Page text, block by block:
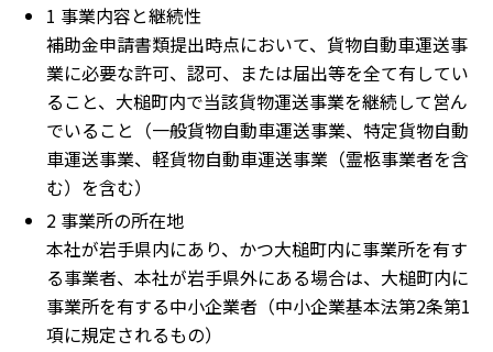
1 事業内容と継続性
補助金申請書類提出時点において、貨物自動車運送事
業に必要な許可、認可、または届出等を全て有してい
ること、大槌町内で当該貨物運送事業を継続して営ん
でいること（一般貨物自動車運送事業、特定貨物自動
車運送事業、軽貨物自動車運送事業（霊柩事業者を含
む）を含む）
2 事業所の所在地
本社が岩手県内にあり、かつ大槌町内に事業所を有す
る事業者、本社が岩手県外にある場合は、大槌町内に
事業所を有する中小企業者（中小企業基本法第2条第1
項に規定されるもの）